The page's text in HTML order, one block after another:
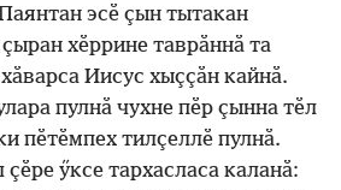
эсӗ ҫын тытакан
хӗррине таврӑннӑ та
Иисус хыҫҫӑн кайнӑ.
пулнӑ чухне пӗр ҫынна тӗл
пӗтӗмпех тилҫеллӗ пулнӑ.
ӳксе тархасласа каланӑ: